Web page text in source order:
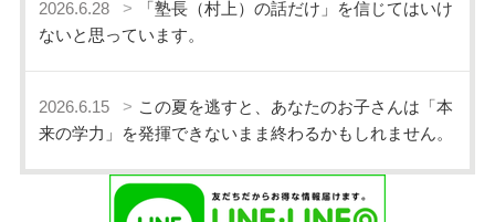
2026.6.28
「塾長（村上）の話だけ」を信じてはいけ
ないと思っています。
2026.6.15
この夏を逃すと、あなたのお子さんは「本
来の学力」を発揮できないまま終わるかもしれません。